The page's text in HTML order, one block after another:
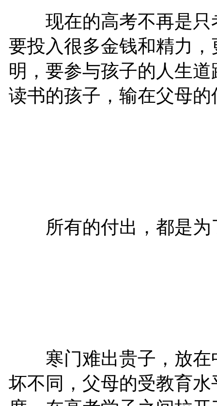
现在的高考不再是只
要投入很多金钱和精力
明，要参与孩子的人生
读书的孩子，输在父母
所有的付出，都是为
寒门难出贵子，放在
坏不同，父母的受教育